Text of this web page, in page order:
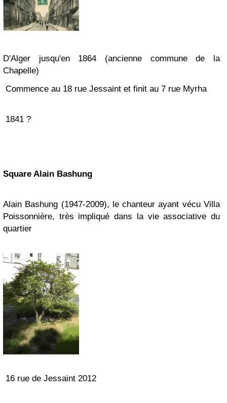
D'Alger jusqu'en 1864 (ancienne commune de la
Chapelle)
Commence au 18 rue Jessaint et finit au 7 rue Myrha
1841 ?
Square Alain Bashung
Alain Bashung (1947-2009), le chanteur ayant vécu Villa
Poissonnière, très impliqué dans la vie associative du
quartier
16 rue de Jessaint 2012